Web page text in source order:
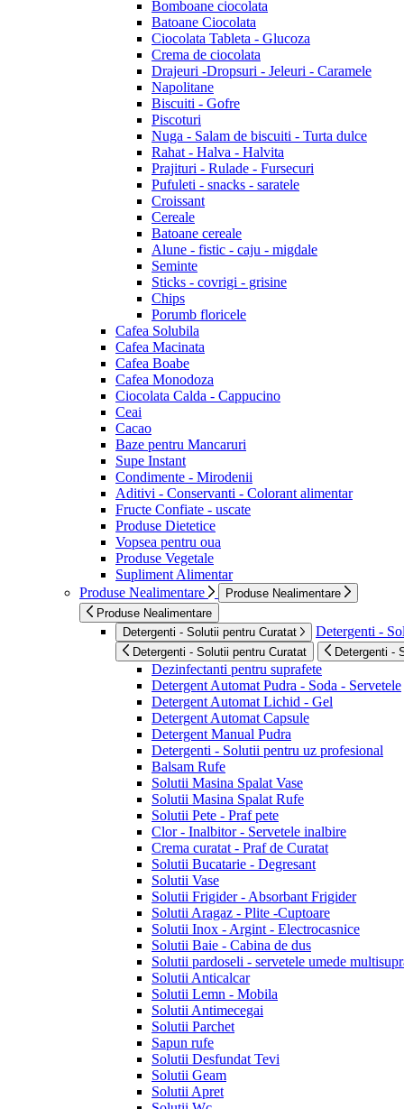
Bomboane ciocolata
Batoane Ciocolata
Ciocolata Tableta - Glucoza
Crema de ciocolata
Drajeuri -Dropsuri - Jeleuri - Caramele
Napolitane
Biscuiti - Gofre
Piscoturi
Nuga - Salam de biscuiti - Turta dulce
Rahat - Halva - Halvita
Prajituri - Rulade - Fursecuri
Pufuleti - snacks - saratele
Croissant
Cereale
Batoane cereale
Alune - fistic - caju - migdale
Seminte
Sticks - covrigi - grisine
Chips
Porumb floricele
Cafea Solubila
Cafea Macinata
Cafea Boabe
Cafea Monodoza
Ciocolata Calda - Cappucino
Ceai
Cacao
Baze pentru Mancaruri
Supe Instant
Condimente - Mirodenii
Aditivi - Conservanti - Colorant alimentar
Fructe Confiate - uscate
Produse Dietetice
Vopsea pentru oua
Produse Vegetale
Supliment Alimentar
Produse Nealimentare
Produse Nealimentare
Produse Nealimentare
Detergenti - Solutii pentru Curatat
Detergenti -
Detergenti - Solutii pentru Curatat Detergenti -
Dezinfectanti pentru suprafete
Detergent Automat Pudra - Soda - Servetele
Detergent Automat Lichid - Gel
Detergent Automat Capsule
Detergent Manual Pudra
Detergenti - Solutii pentru uz profesional
Balsam Rufe
Solutii Masina Spalat Vase
Solutii Masina Spalat Rufe
Solutii Pete - Praf pete
Clor - Inalbitor - Servetele inalbire
Crema curatat - Praf de Curatat
Solutii Bucatarie - Degresant
Solutii Vase
Solutii Frigider - Absorbant Frigider
Solutii Aragaz - Plite -Cuptoare
Solutii Inox - Argint - Electrocasnice
Solutii Baie - Cabina de dus
Solutii pardoseli - servetele umede
Solutii Anticalcar
Solutii Lemn - Mobila
Solutii Antimecegai
Solutii Parchet
Sapun rufe
Solutii Desfundat Tevi
Solutii Geam
Solutii Apret